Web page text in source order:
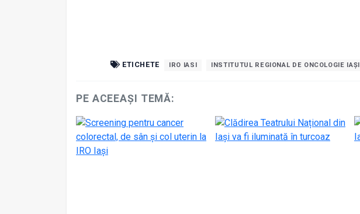
ETICHETE IRO IASI INSTITUTUL REGIONAL DE ONCOLOGIE IAȘI
PE ACEEAȘI TEMĂ: